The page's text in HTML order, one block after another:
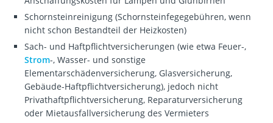
Schornsteinreinigung (Schornsteinfegegebühren, wenn
nicht schon Bestandteil der Heizkosten)
Sach- und Haftpflichtversicherungen (wie etwa Feuer-,
Strom-, Wasser- und sonstige
Elementarschädenversicherung, Glasversicherung,
Gebäude-Haftpflichtversicherung), jedoch nicht
Privathaftpflichtversicherung, Reparaturversicherung
oder Mietausfallversicherung des Vermieters